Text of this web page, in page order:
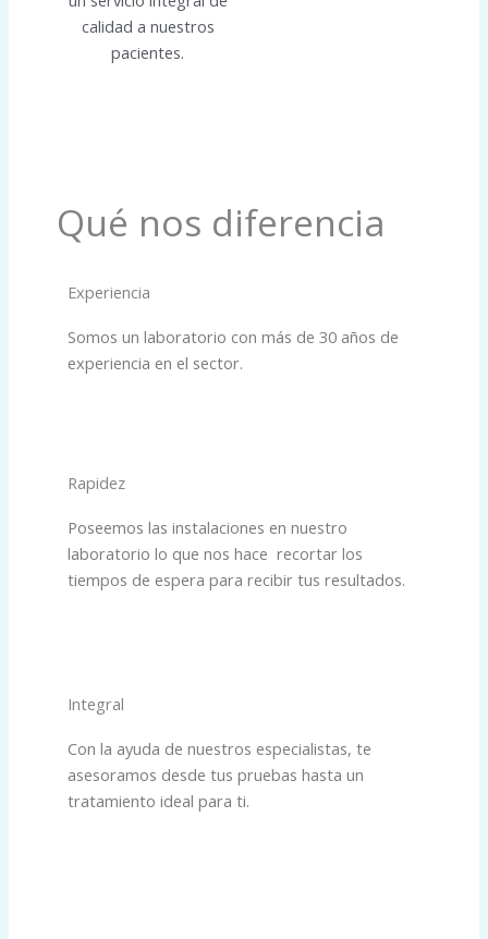
calidad a nuestros
pacientes.
Qué nos diferencia
Experiencia
Somos un laboratorio con más de 30 años de
experiencia en el sector.
Rapidez
Poseemos las instalaciones en nuestro
laboratorio lo que nos hace recortar los
tiempos de espera para recibir tus resultados.
Integral
Con la ayuda de nuestros especialistas, te
asesoramos desde tus pruebas hasta un
tratamiento ideal para ti.